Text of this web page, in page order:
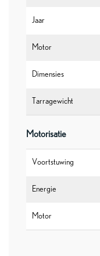
Jaar
Motor
Dimensies
Tarragewicht
Motorisatie
Voortstuwing
Energie
Motor